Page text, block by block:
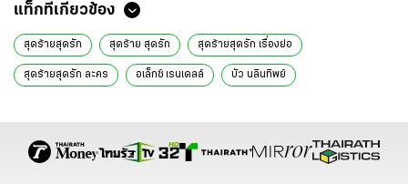
แท็กที่เกี่ยวข้อง
สุดร้ายสุดรัก สุดร้าย สุดรัก สุดร้ายสุดรัก เรื่องย่อ
สุดร้ายสุดรัก ละคร อเล็กซ์ เรนเดลล์ บัว นลินทิพย์